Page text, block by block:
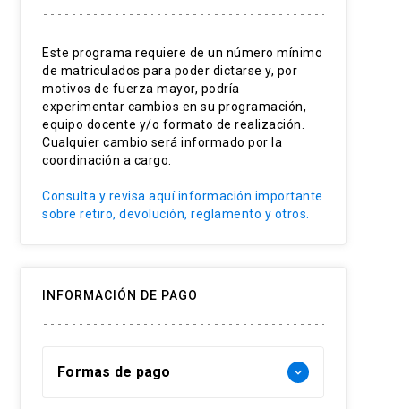
Este programa requiere de un número mínimo
de matriculados para poder dictarse y, por
motivos de fuerza mayor, podría
experimentar cambios en su programación,
equipo docente y/o formato de realización.
Cualquier cambio será informado por la
coordinación a cargo.
Consulta y revisa aquí información importante
sobre retiro, devolución, reglamento y otros.
INFORMACIÓN DE PAGO
Formas de pago keyboard_arrow_down